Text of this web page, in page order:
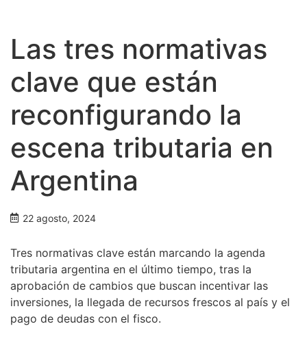
Las tres normativas
clave que están
reconfigurando la
escena tributaria en
Argentina
22 agosto, 2024
Tres normativas clave están marcando la agenda
tributaria argentina en el último tiempo, tras la
aprobación de cambios que buscan incentivar las
inversiones, la llegada de recursos frescos al país y el
pago de deudas con el fisco.